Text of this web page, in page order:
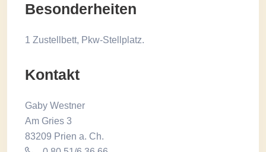
Besonderheiten
1 Zustellbett, Pkw-Stellplatz.
Kontakt
Gaby Westner
Am Gries 3
83209 Prien a. Ch.